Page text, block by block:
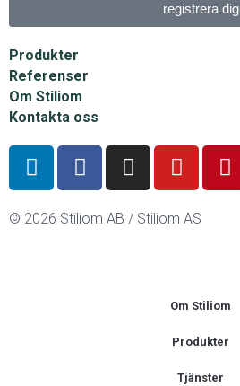
registrera dig
Produkter
Referenser
Om Stiliom
Kontakta oss
© 2026 Stiliom AB / Stiliom AS
Om Stiliom
Produkter
Tjänster